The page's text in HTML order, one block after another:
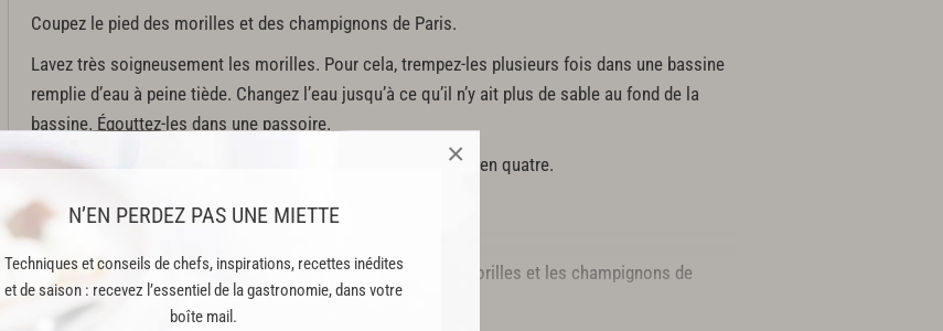
N’EN PERDEZ PAS UNE MIETTE
Techniques et conseils de chefs, inspirations, recettes inédites
et de saison : recevez l’essentiel de la gastronomie, dans votre
boîte mail.
×
Coupez le pied des morilles et des champignons de Paris.
Lavez très soigneusement les morilles. Pour cela, trempez-les plusieurs fois dans une bassine
remplie d’eau à peine tiède. Changez l’eau jusqu’à ce qu’il n’y ait plus de sable au fond de la
bassine. Égouttez-les dans une passoire.
Rincez les champignons de Paris. Égouttez-les et coupez-les en quatre.
Étape 2 : Faites cuire les champignons
Faites fondre le beurre dans un sautoir, puis déposez-y les morilles et les champignons de
Paris. Salez légèrement.